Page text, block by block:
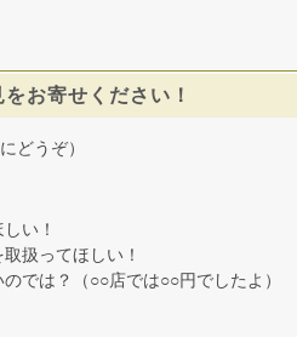
お寄せください！
どうぞ）
い！
扱ってほしい！
では？（○○店では○○円でしたよ）